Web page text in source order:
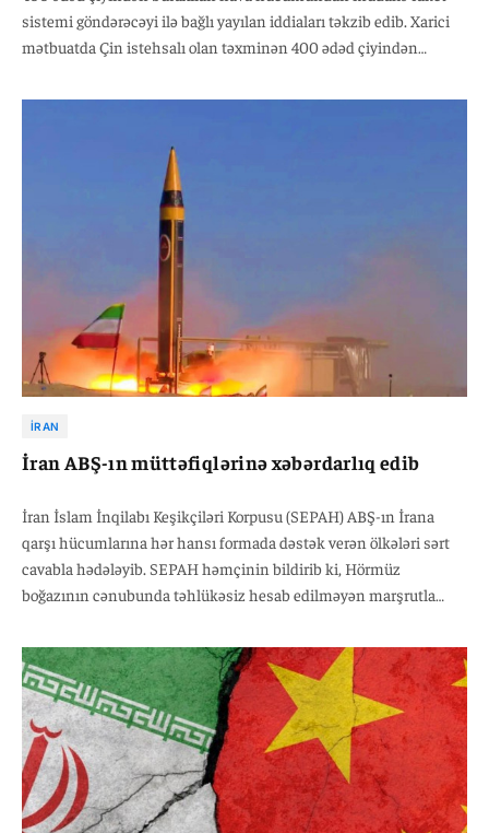
sistemi göndərəcəyi ilə bağlı yayılan iddiaları təkzib edib. Xarici
mətbuatda Çin istehsalı olan təxminən 400 ədəd çiyindən
üzərindən İrana çatdırılacağı və ilk partiyanın yaxın həftələrdə
İRAN
İran ABŞ-ın müttəfiqlərinə xəbərdarlıq edib
İran İslam İnqilabı Keşikçiləri Korpusu (SEPAH) ABŞ-ın İrana
qarşı hücumlarına hər hansı formada dəstək verən ölkələri sərt
cavabla hədələyib. SEPAH həmçinin bildirib ki, Hörmüz
boğazının cənubunda təhlükəsiz hesab edilməyən marşrutla
verib. Məlumata görə, gəmilərdən birində baş verən güclü
yanğından sonra hər iki tanker geri dönüb.